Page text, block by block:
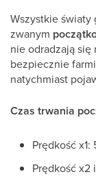
Wszystkie światy
zwanym
nie odradzają
bezpiecznie
natychmiast
Czas trwania
Prędkość x1:
Prędkość x2